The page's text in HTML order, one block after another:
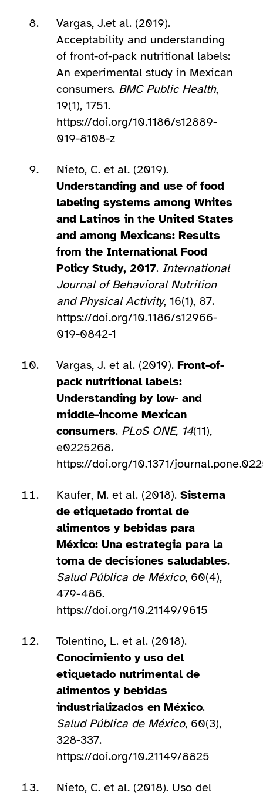
Vargas, J.et al. (2019).
Acceptability and understanding
of front-of-pack nutritional labels:
An experimental study in Mexican
consumers. BMC Public Health,
19(1), 1751.
https://doi.org/10.1186/s12889-
019-8108-z
Nieto, C. et al. (2019).
Understanding and use of food
labeling systems among Whites
and Latinos in the United States
and among Mexicans: Results
from the International Food
Policy Study, 2017. International
Journal of Behavioral Nutrition
and Physical Activity, 16(1), 87.
https://doi.org/10.1186/s12966-
019-0842-1
Vargas, J. et al. (2019). Front-of-
pack nutritional labels:
Understanding by low- and
middle-income Mexican
consumers. PLoS ONE, 14(11),
e0225268.
https://doi.org/10.1371/
Kaufer, M. et al. (2018). Sistema
de etiquetado frontal de
alimentos y bebidas para
México: Una estrategia para la
toma de decisiones saludables.
Salud Pública de México, 60(4),
479-486.
https://doi.org/10.21149/9615
Tolentino, L. et al. (2018).
Conocimiento y uso del
etiquetado nutrimental de
alimentos y bebidas
industrializados en México.
Salud Pública de México, 60(3),
328-337.
https://doi.org/10.21149/8825
Nieto, C. et al. (2018). Uso del